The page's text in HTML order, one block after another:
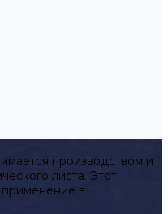
производством и
листа. Этот
в